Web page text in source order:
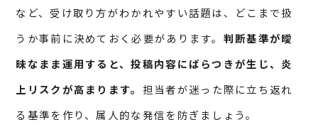
など、受け取り方がわかれやすい話題は、どこまで扱
うか事前に決めておく必要があります。 判断基準が曖
昧なまま運用すると、投稿内容にばらつきが生じ、炎
上リスクが高まります。 担当者が迷った際に立ち返れ
る基準を作り、属人的な発信を防ぎましょう。